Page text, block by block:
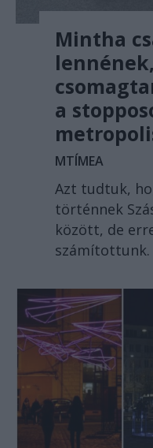
Mintha
a
MTÍMEA
Azt tudtuk,
történnek
között, de
számítottunk.